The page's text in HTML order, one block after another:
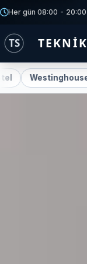
Her gün 08:00 - 20:00
AEG